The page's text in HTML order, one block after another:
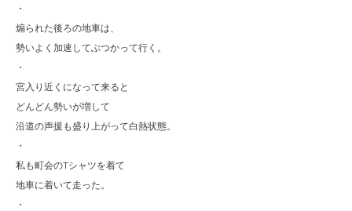
・
煽られた後ろの地車は、
勢いよく加速してぶつかって行く。
・
宮入り近くになって来ると
どんどん勢いが増して
沿道の声援も盛り上がって白熱状態。
・
私も町会のTシャツを着て
地車に着いて走った。
・